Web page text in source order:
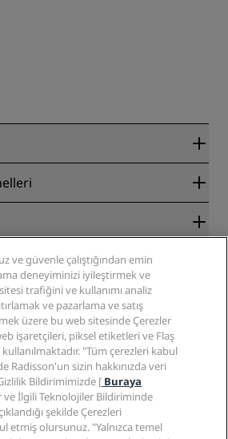
ve koşulları
ve güvenle çalıştığından emin
deneyiminizi iyileştirmek ve
trafiğini ve kullanımı analiz
ve pazarlama ve satış
üzere bu web sitesinde Çerezler
işaretçileri, piksel etiketleri ve Flaş
"Tüm çerezleri kabul
Radisson'un sizin hakkınızda veri
Bildirimimizde [ Buraya
ve İlgili Teknolojiler Bildiriminde
şekilde Çerezleri
etmiş olursunuz. "Yalnızca temel